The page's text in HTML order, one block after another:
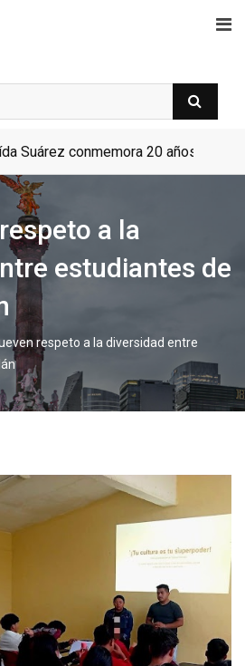
Suárez conmemora 20 años de
a la
estudiantes de
respeto a la diversidad entre